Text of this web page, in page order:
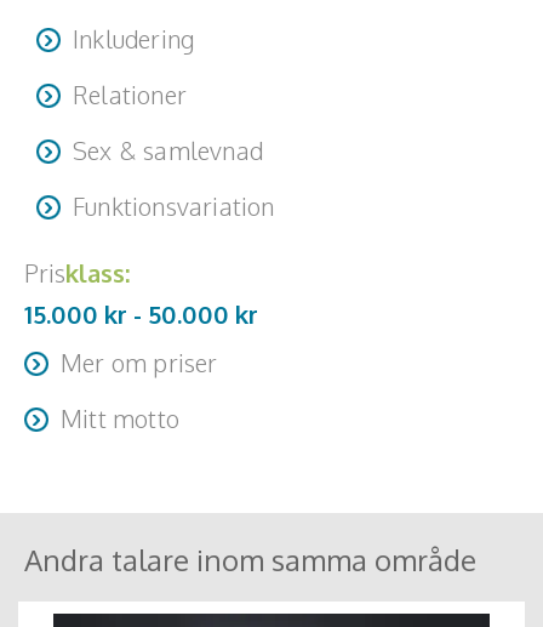
Inkludering
Relationer
Sex & samlevnad
Funktionsvariation
Prisklass:
15.000 kr - 50.000 kr
Mer om priser
Resa + logi tillkommer
Mitt motto
Andra talare inom samma område